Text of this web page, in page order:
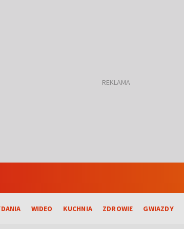
WIDEO KUCHNIA ZDROWIE GWIAZDY